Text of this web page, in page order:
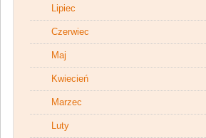
Lipiec
Czerwiec
Maj
Kwiecień
Marzec
Luty